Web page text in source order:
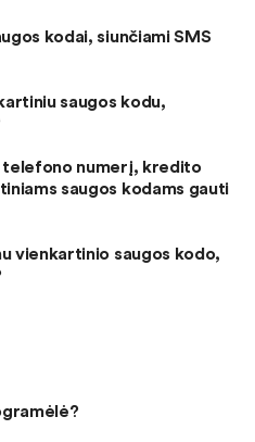
kodai, siunčiami SMS
saugos kodu,
numerį, kredito
saugos kodams gauti
vienkartinio saugos kodo,